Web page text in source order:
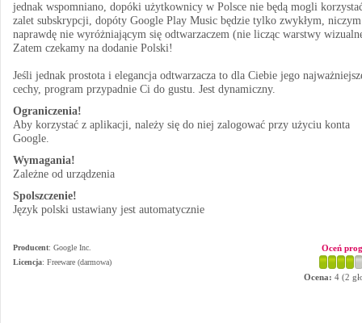
jednak wspomniano, dopóki użytkownicy w Polsce nie będą mogli
zalet subskrypcji, dopóty Google Play Music będzie tylko zwykłym,
naprawdę nie wyróżniającym się odtwarzaczem (nie licząc warstwy
Zatem czekamy na dodanie Polski!
Jeśli jednak prostota i elegancja odtwarzacza to dla Ciebie jego
cechy, program przypadnie Ci do gustu. Jest dynamiczny.
Ograniczenia!
Aby korzystać z aplikacji, należy się do niej zalogować przy użyciu konta
Google.
Wymagania!
Zależne od urządzenia
Spolszczenie!
Język polski ustawiany jest automatycznie
Producent: Google Inc.
Licencja: Freeware (darmowa)
Oceń
Ocena: 4 (2